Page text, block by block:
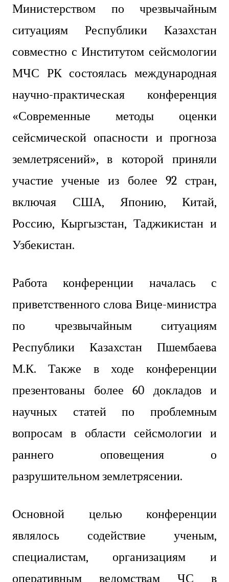
Министерством по чрезвычайным
ситуациям Республики Казахстан
совместно с Институтом сейсмологии
МЧС РК состоялась международная
научно-практическая конференция
«Современные методы оценки
сейсмической опасности и прогноза
землетрясений», в которой приняли
участие ученые из более 92 стран,
включая США, Японию, Китай,
Россию, Кыргызстан, Таджикистан и
Узбекистан.
Работа конференции началась с
приветственного слова Вице-министра
по чрезвычайным ситуациям
Республики Казахстан Пшембаева
М.К. Также в ходе конференции
презентованы более 60 докладов и
научных статей по проблемным
вопросам в области сейсмологии и
раннего оповещения о
разрушительном землетрясении.
Основной целью конференции
являлось содействие ученым,
специалистам, организациям и
оперативным ведомствам ЧС в